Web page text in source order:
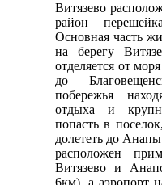
Витязево
район
Основная часть
на берегу
отделяется от
до
побережья
отдыха и
попасть в
долететь до
расположен
Витязево и